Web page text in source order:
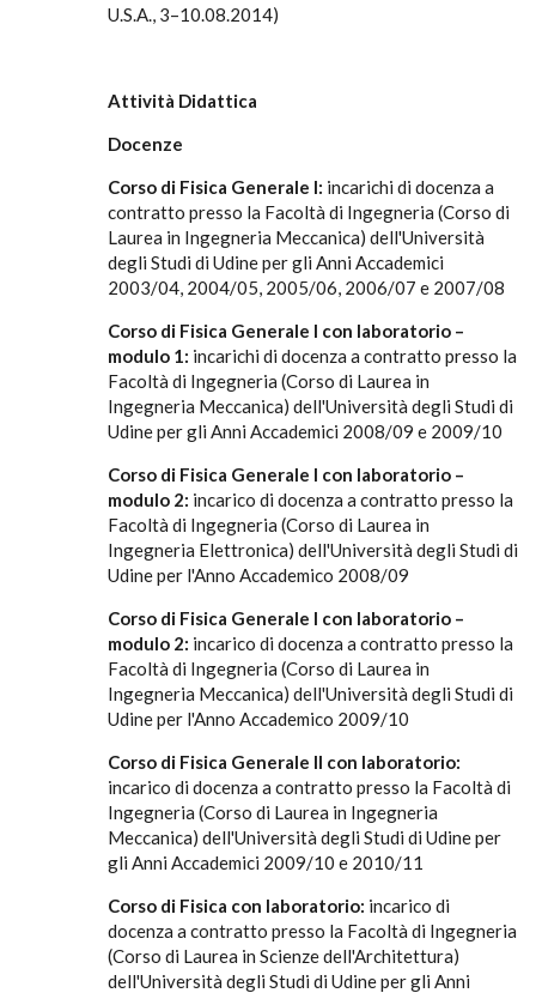
U.S.A., 3–10.08.2014)
Attività Didattica
Docenze
Corso di Fisica Generale I: incarichi di docenza a
contratto presso la Facoltà di Ingegneria (Corso di
Laurea in Ingegneria Meccanica) dell'Università
degli Studi di Udine per gli Anni Accademici
2003/04, 2004/05, 2005/06, 2006/07 e 2007/08
Corso di Fisica Generale I con laboratorio –
modulo 1: incarichi di docenza a contratto presso la
Facoltà di Ingegneria (Corso di Laurea in
Ingegneria Meccanica) dell'Università degli Studi di
Udine per gli Anni Accademici 2008/09 e 2009/10
Corso di Fisica Generale I con laboratorio –
modulo 2: incarico di docenza a contratto presso la
Facoltà di Ingegneria (Corso di Laurea in
Ingegneria Elettronica) dell'Università degli Studi di
Udine per l'Anno Accademico 2008/09
Corso di Fisica Generale I con laboratorio –
modulo 2: incarico di docenza a contratto presso la
Facoltà di Ingegneria (Corso di Laurea in
Ingegneria Meccanica) dell'Università degli Studi di
Udine per l'Anno Accademico 2009/10
Corso di Fisica Generale II con laboratorio:
incarico di docenza a contratto presso la Facoltà di
Ingegneria (Corso di Laurea in Ingegneria
Meccanica) dell'Università degli Studi di Udine per
gli Anni Accademici 2009/10 e 2010/11
Corso di Fisica con laboratorio: incarico di
docenza a contratto presso la Facoltà di Ingegneria
(Corso di Laurea in Scienze dell'Architettura)
dell'Università degli Studi di Udine per gli Anni